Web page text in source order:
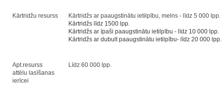
Kārtridžu resurss
Kārtridžs ar paaugstinātu ietilpību, melns - līdz 5 000 lpp.
Kārtridžs līdz 1500 lpp.
Kārtridžs ar īpaši paaugstinātu ietilpību - līdz 10 000 lpp.
Kārtridžs ar dubult paaugstinātu ietilpību- līdz 20 000 lpp.
Apt.resurss
attēlu lasīšanas
ierīcei
Līdz 60 000 lpp.